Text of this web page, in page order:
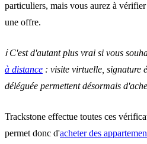
particuliers, mais vous aurez à
une offre.
ℹ️ C'est d'autant plus vrai si vous
à distance : visite virtuelle, signature
déléguée permettent désormais
Trackstone effectue toutes ces
permet donc d'acheter des